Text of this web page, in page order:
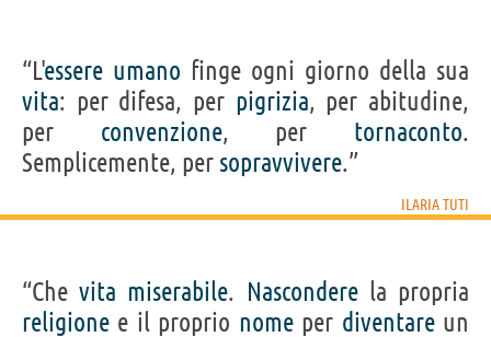
“L'essere umano finge ogni giorno della sua
vita: per difesa, per pigrizia, per abitudine,
per convenzione, per tornaconto.
Semplicemente, per sopravvivere.”
ILARIA TUTI
“Chevita miserabile. Nasconderela propria
religione e il proprio nomeper diventareun